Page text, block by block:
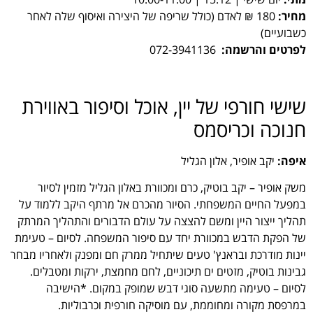
מחיר:
180 ₪ לאדם (כולל שריפה של היצירה ואיסוף שלה לאחר
כשבועיים)
לפרטים והרשמה:
שישי חורפי של יין, אוכל וסיפור באווירת
חנוכה וכריסמס
איפה: יקב אופיר, אלון הגליל
משק אופיר – יקב בוטיק, כרם ומכוורת באלון הגליל מזמין לסיור
במפעל החיים המשפחתי. הסיור מהכרם אל מרתף היקב ללמוד על
תהליך ייצור היין ומשם להצצה על עולם הדבורים והתהליך המרתק
של הפקת הדבש במכוורת יחד עם סיפור המשפחה. לסיום – טעימת
יינות מודרכת ובראנץ' טעים שיתחיל ממרק חם ומפנק ולאחריו מבחר
גבינות בוטיק, מזטים ים תיכוניים, לחם מחמצת, ירקות ומטבלים.
לסיום – טעימה מתשעה סוגי דבש שמופק במקום. *הישיבה
במרפסת מקורה ומחוממת, עם מוסיקה חורפית וכרבוליות.